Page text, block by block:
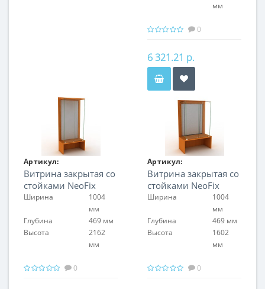
мм
0
6 321.21 р.
Артикул:
FIN.V.100.H.NF.00
Витрина закрытая со
стойками NeoFix
Ширина
1004
мм
Глубина
469 мм
Высота
2162
мм
0
Артикул:
FIN.V.100.S.NF.00
Витрина закрытая со
стойками NeoFix
Ширина
1004
мм
Глубина
469 мм
Высота
1602
мм
0